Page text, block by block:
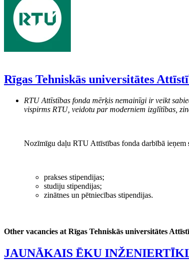
Rīgas Tehniskās universitātes
RTU Attīstības fonda mērķis nemainīgi ir veikt
vispirms RTU, veidotu par moderniem izglītības,
Nozīmīgu daļu RTU Attīstības fonda darbībā ieņem
prakses stipendijas;
studiju stipendijas;
zinātnes un pētniecības stipendijas.
Other vacancies at Rīgas Tehniskās universitātes
JAUNĀKAIS ĒKU